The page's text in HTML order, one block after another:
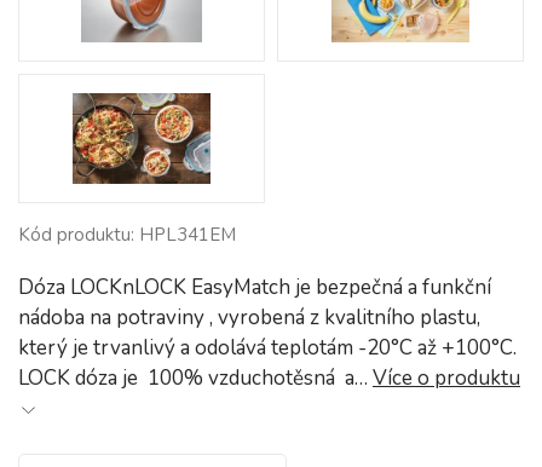
Kód produktu: HPL341EM
Dóza LOCKnLOCK EasyMatch je bezpečná a funkční
nádoba na potraviny , vyrobená z kvalitního plastu,
který je trvanlivý a odolává teplotám -20°C až +100°C.
LOCK dóza je 100% vzduchotěsná a… Více o produktu